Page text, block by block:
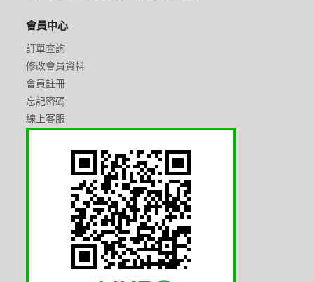
會員中心
訂單查詢
修改會員資料
會員註冊
忘記密碼
線上客服